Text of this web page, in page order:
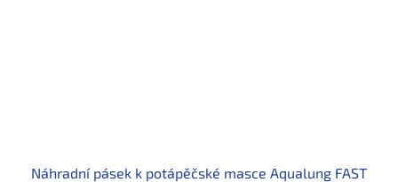
Náhradní pásek k potápěčské masce Aqualung FAST